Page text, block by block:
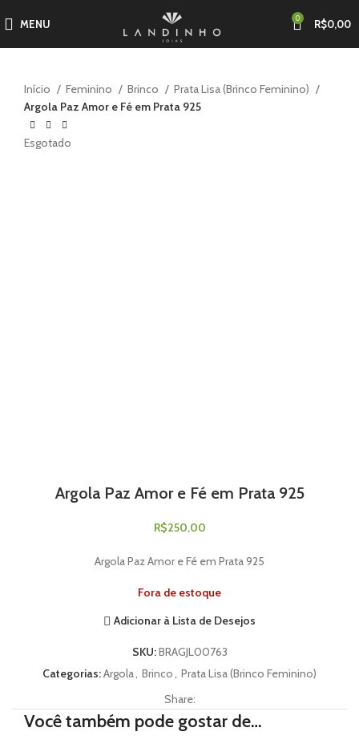
MENU 0 R$0,00
Início Feminino Brinco
Prata Lisa (Brinco Feminino)
Argola Paz Amor e Fé em Prata 925
Esgotado
Argola Paz Amor e Fé em Prata 925
R$250,00
Argola Paz Amor e Fé em Prata 925
Fora de estoque
Adicionar à Lista de Desejos
SKU:BRAGJL00763
Categorias:Argola Brinco
Prata Lisa (Brinco Feminino)
Share:
Você também pode gostar de…